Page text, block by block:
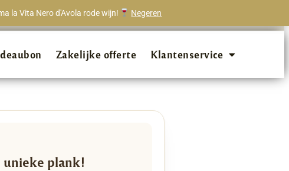
la Vita Nero d'Avola rode wijn! Negeren
van onze klanten beveelt ons aan!
Zakelijke offerte Klantenservice
plank!